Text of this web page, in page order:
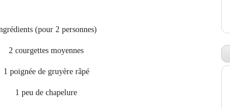
(pour 2 personnes)
2 courgettes moyennes
1 poignée de gruyère râpé
1 peu de chapelure